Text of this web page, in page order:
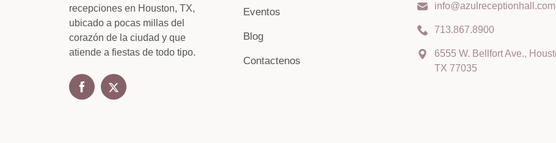
recepciones en Houston, TX,
ubicado a pocas millas del
corazón de la ciudad y que
atiende a fiestas de todo tipo.
Eventos
Blog
Contactenos
info@azulreceptionhall.com
713.867.8900
6555 W. Bellfort Ave.,
TX 77035